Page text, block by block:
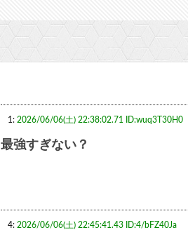
1: 2026/06/06(土) 22:38:02.71 ID:wuq3T30H0
最強すぎない？
4: 2026/06/06(土) 22:45:41.43 ID:4/bFZ40Ja